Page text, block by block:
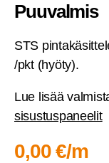
Puuvalmis
STS
/pkt (hyö­ty).
Lue lisää
sisustuspaneelit
0,00 €/m